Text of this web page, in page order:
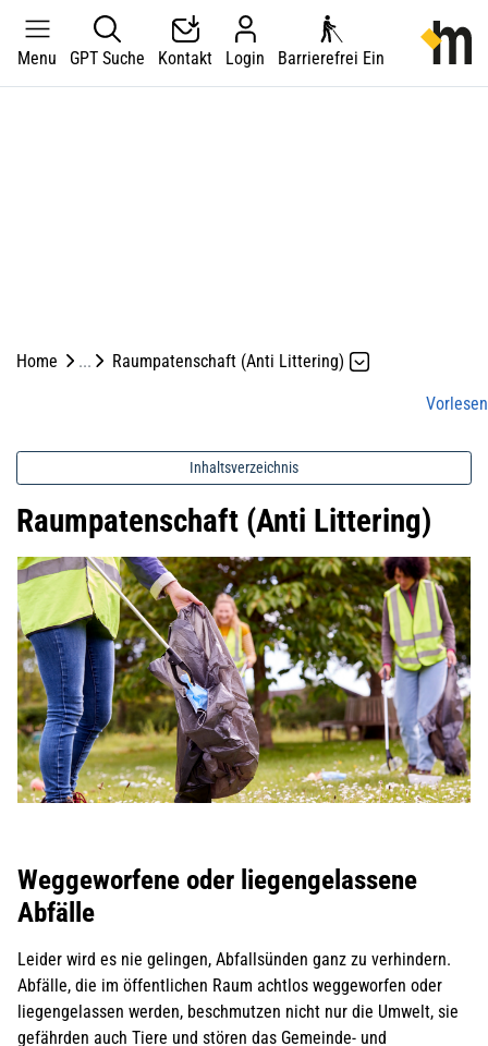
Kopfzeile
zur
Menu
GPT Suche Kontakt Login Barrierefrei Ein
Hauptnavigation
Home Raumpatenschaft (Anti Littering)
Vorlesen
Inhaltsverzeichnis
Raumpatenschaft (Anti Littering)
Weggeworfene oder liegengelassene
Abfälle
Leider wird es nie gelingen, Abfallsünden ganz zu verhindern.
Abfälle, die im öffentlichen Raum achtlos weggeworfen oder
liegengelassen werden, beschmutzen nicht nur die Umwelt, sie
gefährden auch Tiere und stören das Gemeinde- und